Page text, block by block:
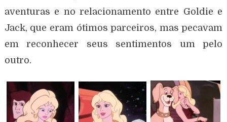
aventuras e no relacionamento entre Goldie e
Jack, que eram ótimos parceiros, mas pecavam
em reconhecer seus sentimentos um pelo
outro.